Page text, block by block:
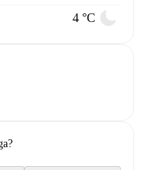
4 °C